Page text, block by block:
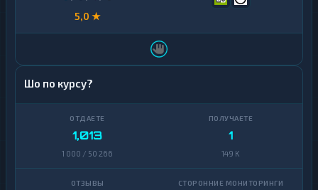
5,0 ★
Шо по курсу?
1,013
1 000 / 50 266
1
149 K